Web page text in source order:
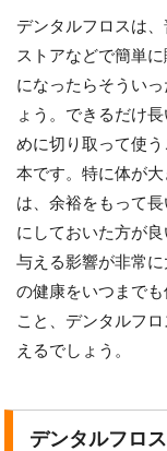
デンタルフロスは
ストアなどで簡単
になったらそうい
ょう。できるだけ
めに切り取って使
本です。特に体が
は、余裕をもって
にしておいた方が
与える影響が非常
の健康をいつまで
こと、デンタルフ
えるでしょう。
デンタルフロ